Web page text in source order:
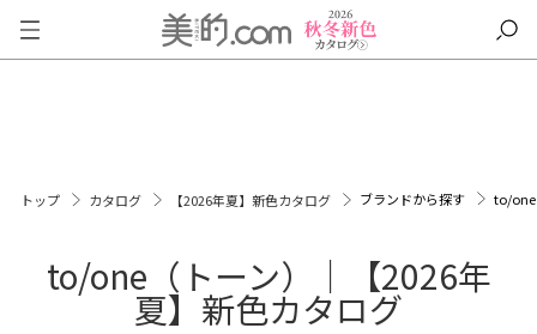
トップ カタログ 【2026年夏】新色カタログ ブランドから探す to/one
to/one（トーン）｜【2026年
夏】新色カタログ